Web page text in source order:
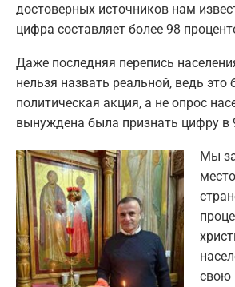
достоверных источников нам
цифра составляет более 98
Даже последняя перепись
нельзя назвать реальной, ведь это
политическая акция, а не опрос
вынуждена была признать цифру в
Мы
свою